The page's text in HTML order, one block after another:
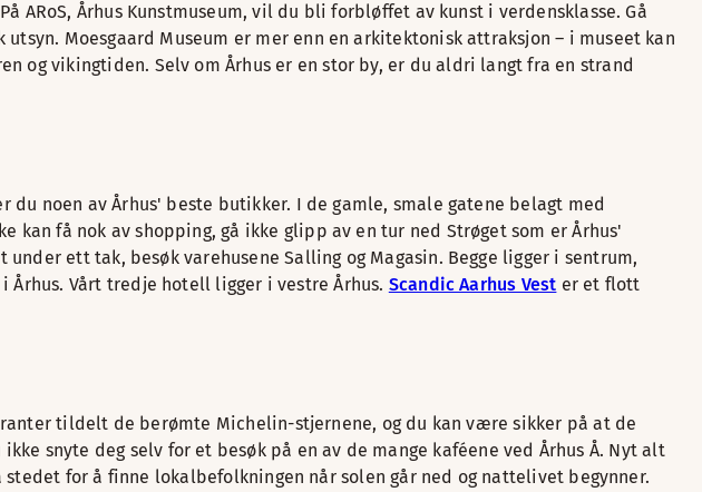
Århus Kunstmuseum, vil du bli forbløffet av kunst i verdensklasse. Gå
Moesgaard Museum er mer enn en arkitektonisk attraksjon – i museet kan
og vikingtiden. Selv om Århus er en stor by, er du aldri langt fra en strand
noen av Århus' beste butikker. I de gamle, smale gatene belagt med
få nok av shopping, gå ikke glipp av en tur ned Strøget som er Århus'
ett tak, besøk varehusene Salling og Magasin. Begge ligger i sentrum,
Århus. Vårt tredje hotell ligger i vestre Århus. Scandic Aarhus Vest er et flott
tildelt de berømte Michelin-stjernene, og du kan være sikker på at de
snyte deg selv for et besøk på en av de mange kaféene ved Århus Å. Nyt alt
for å finne lokalbefolkningen når solen går ned og nattelivet begynner.